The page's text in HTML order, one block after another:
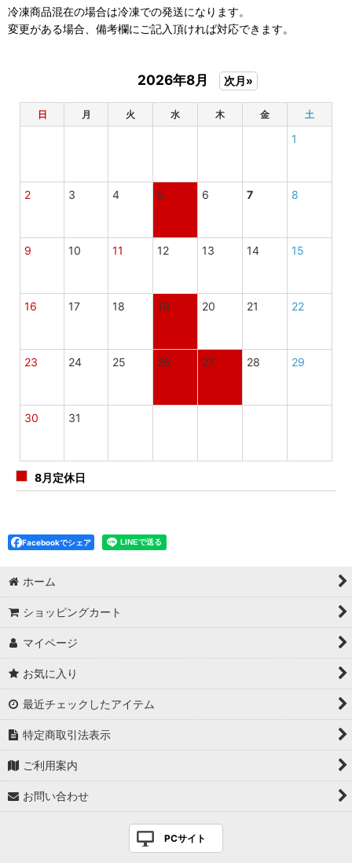
冷凍商品混在の場合は冷凍での発送になります。
変更がある場合、備考欄にご記入頂ければ対応できます。
2026年8月 次月»
日 月 火 水 木 金 土
1
2 3 4 5 6 7 8
9 10 11 12 13 14 15
16 17 18 19 20 21 22
23 24 25 26 27 28 29
30 31
8月定休日
Facebookでシェア
ホーム
ショッピングカート
マイページ
お気に入り
最近チェックしたアイテム
特定商取引法表示
ご利用案内
お問い合わせ
PCサイト